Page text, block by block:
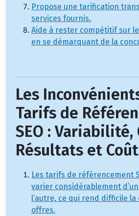
Propose une tarification
services fournis.
Aide à rester compétitif sur
en se démarquant de la
Les
Tarifs de
SEO : Variabilité,
Résultats et Coût
Les tarifs de référencement
varier considérablement
l’autre, ce qui rend difficile
offres.